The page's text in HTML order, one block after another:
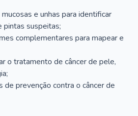
e unhas para identificar
pintas suspeitas;
complementares para mapear e
o tratamento de câncer de pele,
de prevenção contra o câncer de